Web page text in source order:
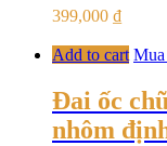
399,000 ₫
Add to cart
Đai ốc
nhôm